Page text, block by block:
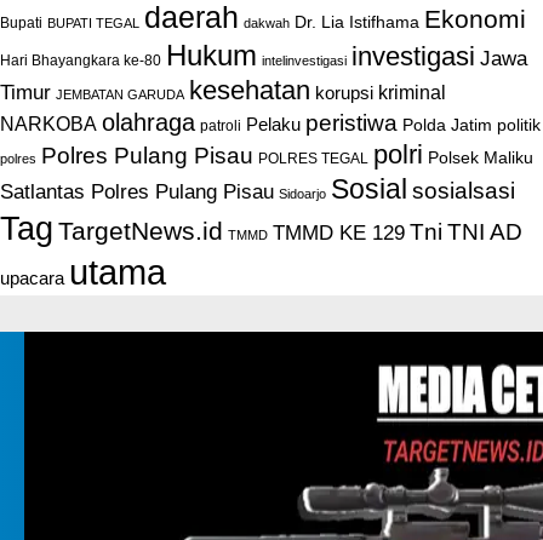
Bupati BUPATI TEGAL daerah dakwah Dr. Lia Istifhama Ekonomi
Hari Bhayangkara ke-80 Hukum intelinvestigasi investigasi Jawa
Timur JEMBATAN GARUDA kesehatan korupsi kriminal
NARKOBA olahraga patroli Pelaku peristiwa Polda Jatim politik
polres Polres Pulang Pisau POLRES TEGAL polri Polsek Maliku
Satlantas Polres Pulang Pisau Sidoarjo Sosial sosialsasi
Tag TargetNews.id TMMD TMMD KE 129 Tni TNI AD
upacara utama